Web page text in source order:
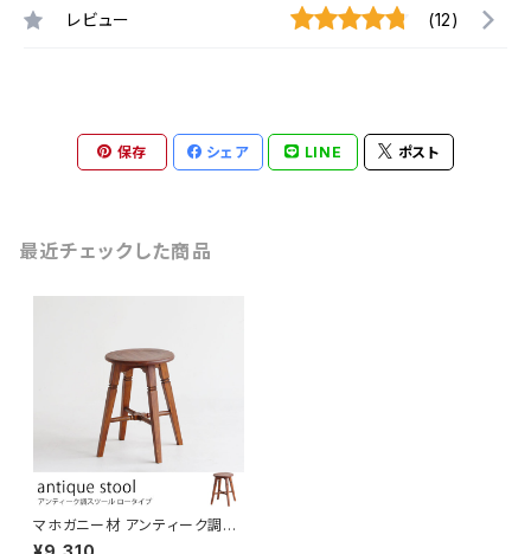
レビュー (12)
保存 シェア LINE ポスト
最近チェックした商品
マホガニー材 アンティーク調ロ
ースツール 丸椅子 ブラウン コ